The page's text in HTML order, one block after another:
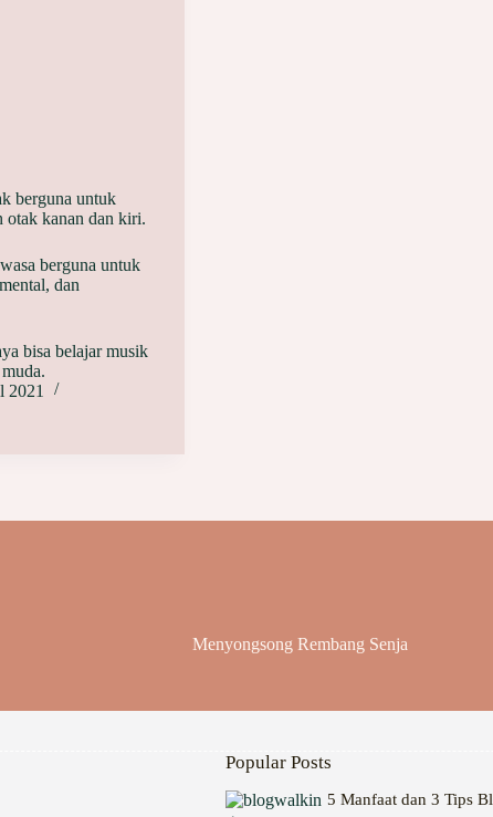
berguna untuk
otak kanan dan kiri.
berguna untuk
dan
bisa belajar musik
2021
Menyongsong Rembang Senja
Popular Posts
5 Manfaat dan 3 Tips